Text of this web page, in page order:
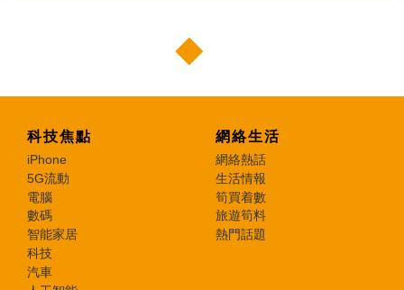
科技焦點
iPhone
5G流動
電腦
數碼
智能家居
科技
汽車
網絡生活
網絡熱話
生活情報
筍買着數
旅遊筍料
熱門話題